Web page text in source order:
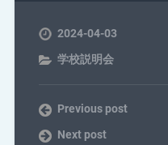
2024-04-03
学校説明会
Previous post
Next post